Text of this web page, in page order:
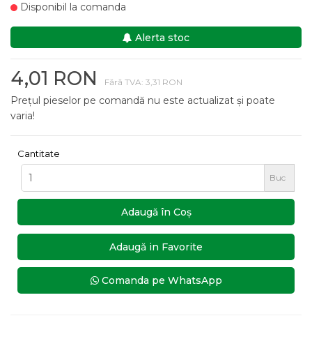
Disponibil la comanda
Alerta stoc
4,01 RON Fără TVA: 3,31 RON
Prețul pieselor pe comandă nu este actualizat și poate
varia!
Cantitate
Buc
Adaugă în Coş
Adaugă in Favorite
Comanda pe WhatsApp